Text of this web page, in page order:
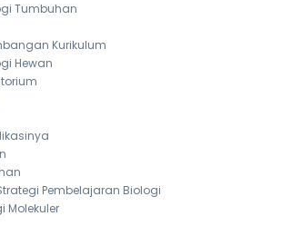
Tumbuhan
Kurikulum
Hewan
Pembelajaran Biologi
Molekuler